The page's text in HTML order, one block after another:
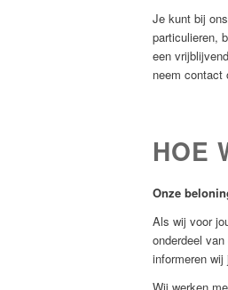
Je kunt bij
particulieren,
een
neem contact
HOE
Onze
Als wij voor
onderdeel
informeren